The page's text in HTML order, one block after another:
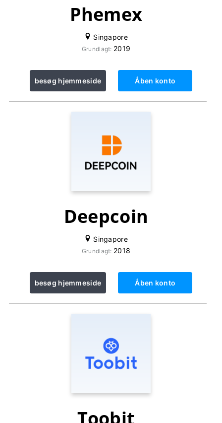
Phemex
Singapore
Grundlagt: 2019
besøg hjemmeside Åben konto
Deepcoin
Singapore
Grundlagt: 2018
besøg hjemmeside Åben konto